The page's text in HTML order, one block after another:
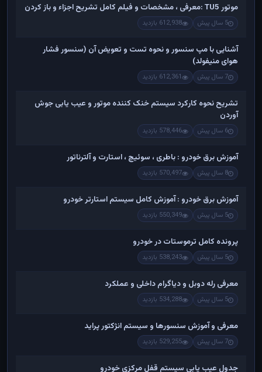
موتور TU5 :معرفی ، مشخصات و فیلم کامل تشریح اجزاء و باز کردن
5 سال پیش 612,938 بازدید
آشنایی با مپ سنسور و نحوه تست و تعویض آن (سنسور فشار
هوای منیفولد)
7 سال پیش 612,361 بازدید
تشریح نحوه کارکرد سیستم خنک کننده موتور و عیب یابی جوش
آوردن
6 سال پیش 578,446 بازدید
آموزش برق خودرو : باطری ، سوئیچ ، استارت و آلترناتور
8 سال پیش 570,497 بازدید
آموزش برق خودرو : آموزش کامل سیستم استارتر خودرو
5 سال پیش 550,349 بازدید
پرونده کامل ترموستات در خودرو
5 سال پیش 538,243 بازدید
معرفی رله دوبل و دیاگرام داخلی و عملکرد
5 سال پیش 534,288 بازدید
معرفی و آموزش سنسورها و سیستم انژکتور پراید
7 سال پیش 529,255 بازدید
جدول عیب یابی سیستم قفل مرکزی خودرو